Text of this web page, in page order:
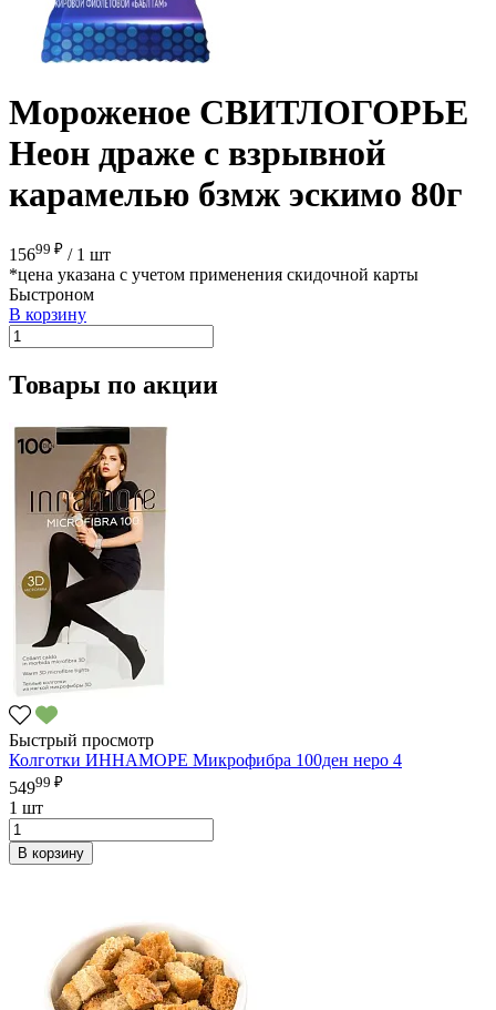
Мороженое СВИТЛОГОРЬЕ
Неон драже с взрывной
карамелью бзмж эскимо 80г
15699 ₽ / 1 шт
*цена указана с учетом применения скидочной карты
Быстроном
В корзину
Товары по акции
Быстрый просмотр
Колготки ИННАМОРЕ Микрофибра 100ден неро 4
54999 ₽
1 шт
В корзину